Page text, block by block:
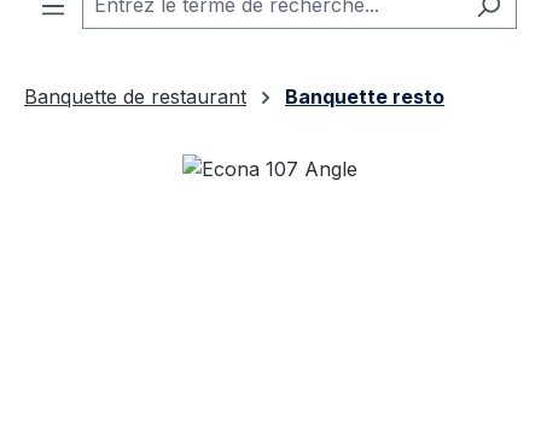
Banquette de restaurant
Banquette resto